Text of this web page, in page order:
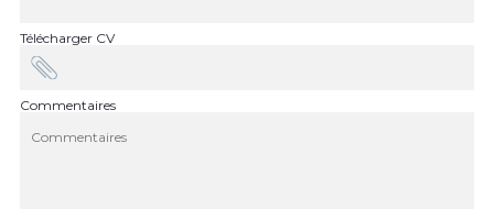
Télécharger CV
Commentaires